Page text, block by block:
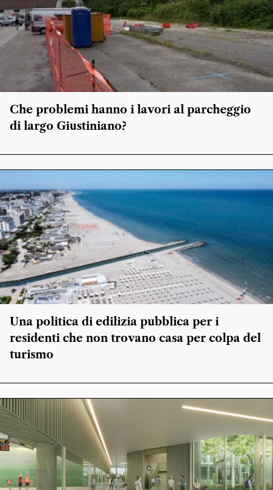
Che problemi hanno i lavori al parcheggio
di largo Giustiniano?
Una politica di edilizia pubblica per i
residenti che non trovano casa per colpa del
turismo